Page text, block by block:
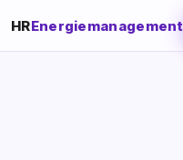
HREnergiemanagement